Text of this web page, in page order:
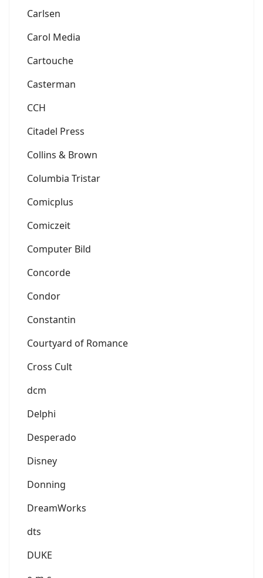
Carlsen
Carol Media
Cartouche
Casterman
CCH
Citadel Press
Collins & Brown
Columbia Tristar
Comicplus
Comiczeit
Computer Bild
Concorde
Condor
Constantin
Courtyard of Romance
Cross Cult
dcm
Delphi
Desperado
Disney
Donning
DreamWorks
dts
DUKE